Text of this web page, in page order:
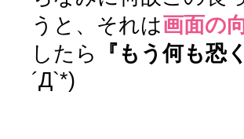
うと、それは画面の
したら
『もう何も恐
´Д`*)